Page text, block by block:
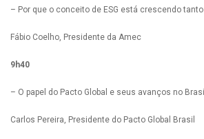
– Por que o conceito de ESG está crescendo
Fábio Coelho, Presidente da Amec
9h40
– O papel do Pacto Global e seus avanços no Brasil
Carlos Pereira, Presidente do Pacto Global Brasil